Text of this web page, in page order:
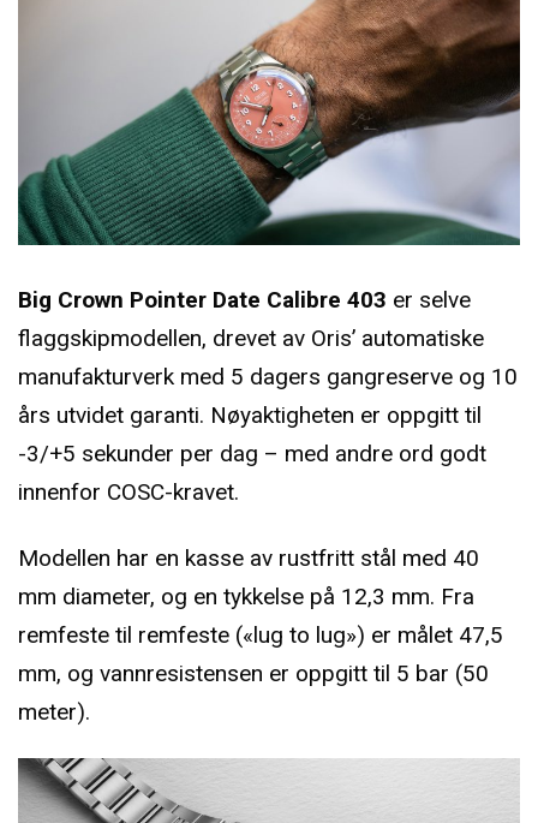
Big Crown Pointer Date Calibre 403 er selve
flaggskipmodellen, drevet av Oris’ automatiske
manufakturverk med 5 dagers gangreserve og 10
års utvidet garanti. Nøyaktigheten er oppgitt til
-3/+5 sekunder per dag – med andre ord godt
innenfor COSC-kravet.
Modellen har en kasse av rustfritt stål med 40
mm diameter, og en tykkelse på 12,3 mm. Fra
remfeste til remfeste («lug to lug») er målet 47,5
mm, og vannresistensen er oppgitt til 5 bar (50
meter).